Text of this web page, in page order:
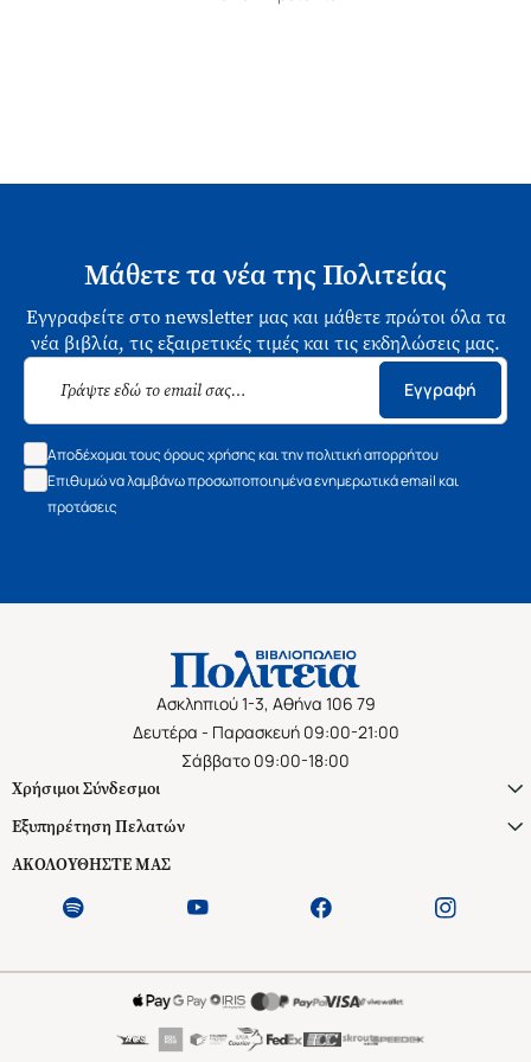
Μάθετε τα νέα της Πολιτείας
Εγγραφείτε στο newsletter μας και μάθετε πρώτοι όλα τα
νέα βιβλία, τις εξαιρετικές τιμές και τις εκδηλώσεις μας.
Εγγραφή
Αποδέχομαι τους όρους χρήσης και την πολιτική απορρήτου
Επιθυμώ να λαμβάνω προσωποποιημένα ενημερωτικά email και
προτάσεις
Ασκληπιού 1-3, Αθήνα 106 79
Δευτέρα - Παρασκευή 09:00-21:00
Σάββατο 09:00-18:00
Χρήσιμοι Σύνδεσμοι
Εξυπηρέτηση Πελατών
ΑΚΟΛΟΥΘΗΣΤΕ ΜΑΣ